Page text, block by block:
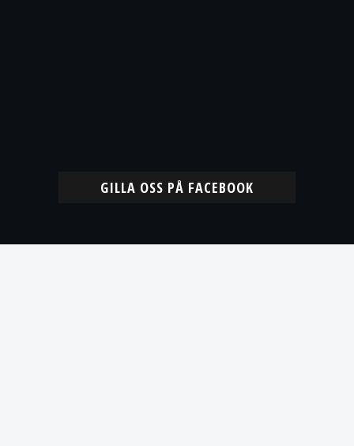
GILLA OSS PÅ FACEBOOK